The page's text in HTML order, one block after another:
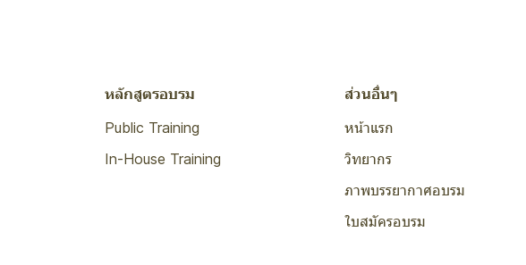
หลักสูตรอบรม
Public Training
In-House Training
ส่วนอื่นๆ
หน้าแรก
วิทยากร
ภาพบรรยากาศอบรม
ใบสมัครอบรม